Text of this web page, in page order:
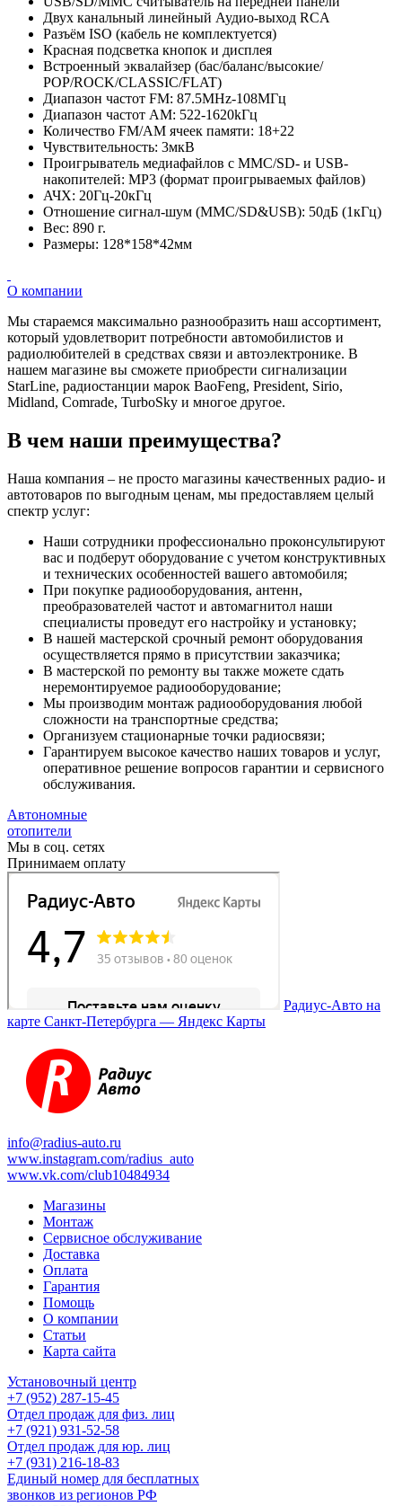
Двух канальный линейный Аудио-выход RCA
Разъём ISO (кабель не комплектуется)
Красная подсветка кнопок и дисплея
Встроенный эквалайзер (бас/баланс/высокие/
POP/ROCK/CLASSIC/FLAT)
Диапазон частот FM: 87.5MHz-108МГц
Диапазон частот AM: 522-1620kГц
Количество FM/AM ячеек памяти: 18+22
Чувствительность: 3мкВ
Проигрыватель медиафайлов с MMC/SD- и USB-
накопителей: MP3 (формат проигрываемых файлов)
АЧХ: 20Гц-20кГц
Отношение сигнал-шум (MMC/SD&USB): 50дБ (1кГц)
Вес: 890 г.
Размеры: 128*158*42мм
О компании
Мы стараемся максимально разнообразить наш ассортимент,
который удовлетворит потребности автомобилистов и
радиолюбителей в средствах связи и автоэлектронике. В
нашем магазине вы сможете приобрести сигнализации
StarLine, радиостанции марок BaoFeng, President, Sirio,
Midland, Comrade, TurboSky и многое другое.
В чем наши преимущества?
Наша компания – не просто магазины качественных радио- и
автотоваров по выгодным ценам, мы предоставляем целый
спектр услуг:
Наши сотрудники профессионально проконсультируют
вас и подберут оборудование с учетом конструктивных
и технических особенностей вашего автомобиля;
При покупке радиооборудования, антенн,
преобразователей частот и автомагнитол наши
специалисты проведут его настройку и установку;
В нашей мастерской срочный ремонт оборудования
осуществляется прямо в присутствии заказчика;
В мастерской по ремонту вы также можете сдать
неремонтируемое радиооборудование;
Мы производим монтаж радиооборудования любой
сложности на транспортные средства;
Организуем стационарные точки радиосвязи;
Гарантируем высокое качество наших товаров и услуг,
оперативное решение вопросов гарантии и сервисного
обслуживания.
Автономные
отопители
Мы в соц. сетях
Принимаем оплату
Радиус-Авто на
карте Санкт‑Петербурга — Яндекс Карты
info@radius-auto.ru
www.instagram.com/radius_auto
www.vk.com/club10484934
Магазины
Монтаж
Сервисное обслуживание
Доставка
Оплата
Гарантия
Помощь
О компании
Статьи
Карта сайта
Установочный центр
+7 (952) 287-15-45
Отдел продаж для физ. лиц
+7 (921) 931-52-58
Отдел продаж для юр. лиц
+7 (931) 216-18-83
Единый номер для бесплатных
звонков из регионов РФ